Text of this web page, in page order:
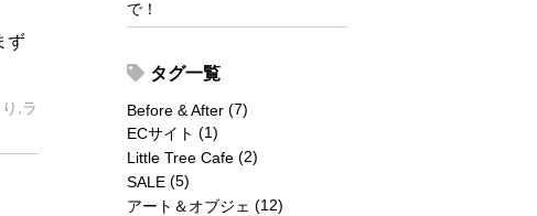
ず
,ラ
で！
タグ一覧
Before & After (7)
ECサイト (1)
Little Tree Cafe (2)
SALE (5)
アート＆オブジェ (12)